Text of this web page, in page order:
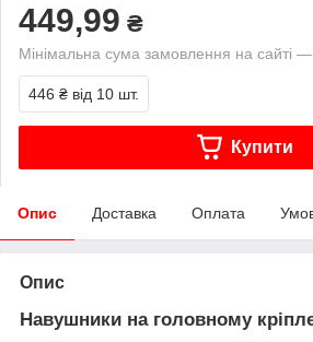
449,99 ₴
Мінімальна сума замовлення на сайті
446 ₴ від 10 шт.
Купити
Опис Доставка Оплата
Опис
Навушники на головному